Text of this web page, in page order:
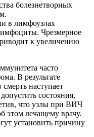
болезнетворных
в лимфоузлах
Чрезмерное
к увеличению
часто
В результате
наступает
состояния,
что узлы при ВИЧ
этом лечащему врачу.
установить причину